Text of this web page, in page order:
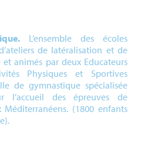
L’ensemble des écoles
de latéralisation et de
animés par deux Educateurs
Physiques et Sportives
de gymnastique spécialisée
l’accueil des épreuves de
(1800 enfants